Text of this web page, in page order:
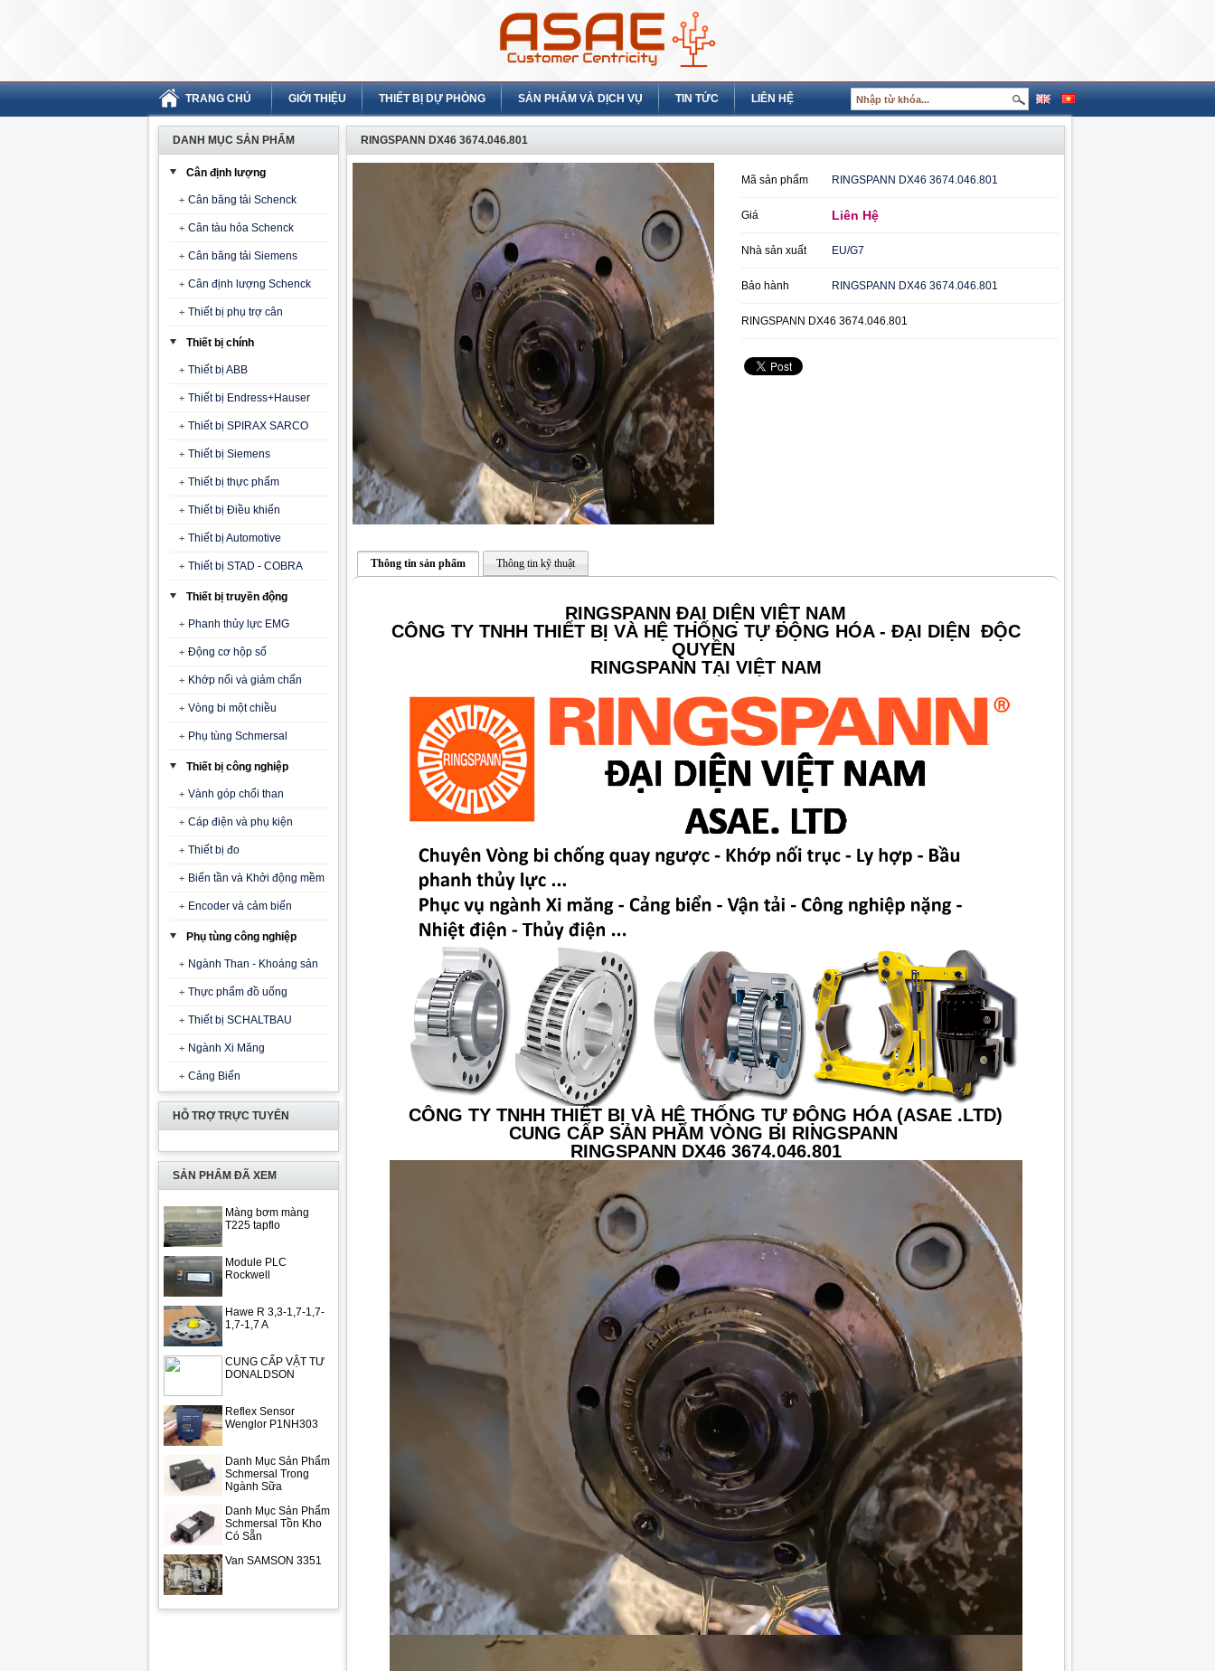
TRANG CHỦ GIỚI THIỆU THIẾT BỊ DỰ PHÒNG SẢN PHẨM VÀ DỊCH VỤ TIN TỨC LIÊN HỆ
DANH MỤC SẢN PHẨM
Cân định lượng
Cân băng tải Schenck
Cân tàu hỏa Schenck
Cân băng tải Siemens
Cân định lượng Schenck
Thiết bị phụ trợ cân
Thiết bị chính
Thiết bị ABB
Thiết bị Endress+Hauser
Thiết bị SPIRAX SARCO
Thiết bị Siemens
Thiết bị thực phẩm
Thiết bị Điều khiển
Thiết bị Automotive
Thiết bị STAD - COBRA
Thiết bị truyền động
Phanh thủy lực EMG
Động cơ hộp số
Khớp nối và giảm chấn
Vòng bi một chiều
Phụ tùng Schmersal
Thiết bị công nghiệp
Vành góp chổi than
Cáp điện và phụ kiện
Thiết bị đo
Biến tần và Khởi động mềm
Encoder và cảm biến
Phụ tùng công nghiệp
Ngành Than - Khoáng sản
Thực phẩm đồ uống
Thiết bị SCHALTBAU
Ngành Xi Măng
Cảng Biển
HỖ TRỢ TRỰC TUYẾN
SẢN PHẨM ĐÃ XEM
Màng bơm màng
T225 tapflo
Module PLC
Rockwell
Hawe R 3,3-1,7-1,7-
1,7-1,7 A
CUNG CẤP VẬT TƯ
DONALDSON
Reflex Sensor
Wenglor P1NH303
Danh Mục Sản Phẩm
Schmersal Trong
Ngành Sữa
Danh Mục Sản Phẩm
Schmersal Tồn Kho
Có Sẵn
Van SAMSON 3351
RINGSPANN DX46 3674.046.801
Mã sản phẩm RINGSPANN DX46 3674.046.801
Giá Liên Hệ
Nhà sản xuất EU/G7
Bảo hành RINGSPANN DX46 3674.046.801
RINGSPANN DX46 3674.046.801
Thông tin sản phẩm Thông tin kỹ thuật
RINGSPANN ĐẠI DIỆN VIỆT NAM
CÔNG TY TNHH THIẾT BỊ VÀ HỆ THỐNG TỰ ĐỘNG HÓA - ĐẠI DIỆN ĐỘC
QUYỀN
RINGSPANN TẠI VIỆT NAM
CÔNG TY TNHH THIẾT BỊ VÀ HỆ THỐNG TỰ ĐỘNG HÓA (ASAE .LTD)
CUNG CẤP SẢN PHẨM VÒNG BI RINGSPANN
RINGSPANN DX46 3674.046.801